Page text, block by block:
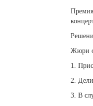
Премия
Жюри
1.
2.
3. В